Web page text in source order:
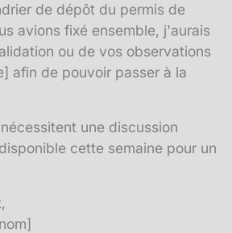
de dépôt du permis de
avions fixé ensemble, j'aurais
ou de vos observations
afin de pouvoir passer à la
une discussion
cette semaine pour un